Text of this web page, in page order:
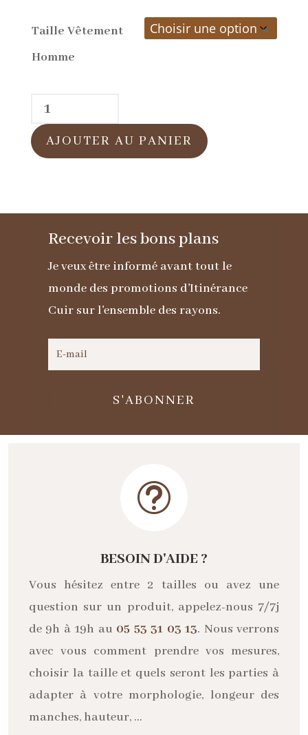
Taille Vêtement
Homme
quantité
de
Gilet
noir
pour
homme
AJOUTER AU PANIER
Recevoir les bons plans
Je veux être informé avant tout le
monde des promotions d'Itinérance
Cuir sur l'ensemble des rayons.
S'ABONNER
t
BESOIN D'AIDE ?
Vous hésitez entre 2 tailles ou avez une
question sur un produit, appelez-nous 7/7j
de 9h à 19h au 05 53 31 03 13. Nous verrons
avec vous comment prendre vos mesures,
choisir la taille et quels seront les parties à
adapter à votre morphologie, longeur des
manches, hauteur, …